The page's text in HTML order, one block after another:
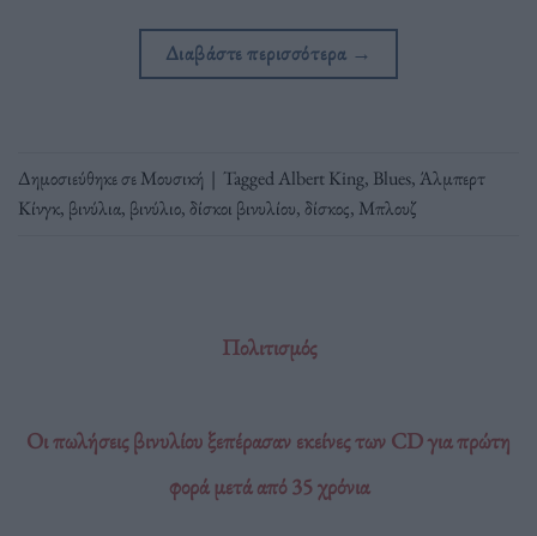
Διαβάστε περισσότερα →
Δημοσιεύθηκε σεΜουσική | TaggedAlbert King, Blues,Άλμπερτ
Κίνγκ, βινύλια, βινύλιο,δίσκοι βινυλίου,δίσκος, Μπλουζ
Πολιτισμός
Οι πωλήσεις βινυλίου ξεπέρασαν εκείνες των CD για πρώτη
φορά μετά από 35 χρόνια